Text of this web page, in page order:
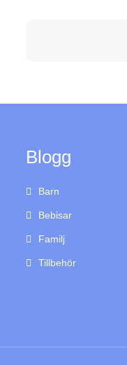
Blogg
Barn
Bebisar
Familj
Tillbehör